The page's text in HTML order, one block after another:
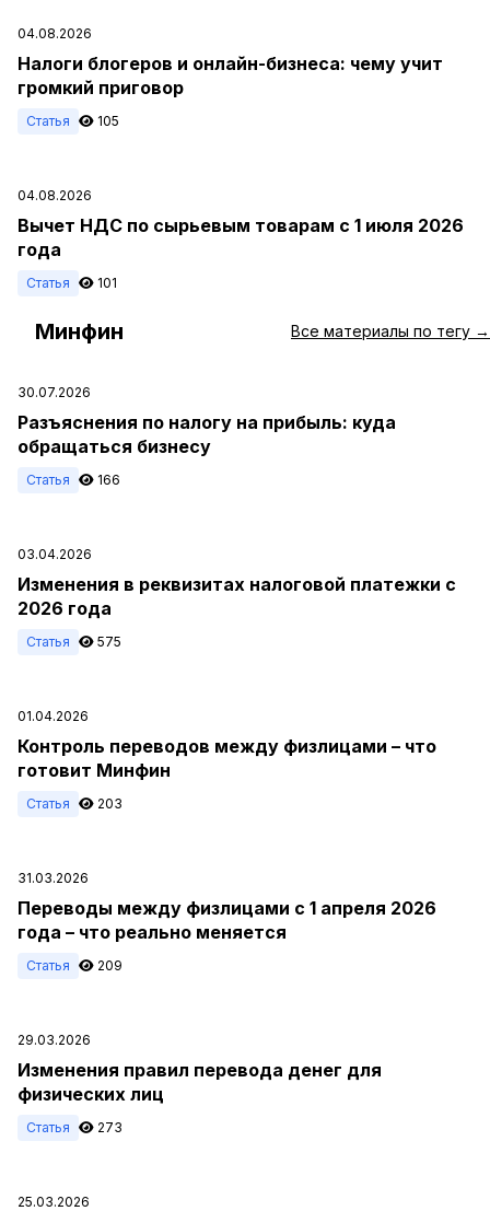
04.08.2026
Налоги блогеров и онлайн-бизнеса: чему учит
громкий приговор
Статья 105
04.08.2026
Вычет НДС по сырьевым товарам с 1 июля 2026
года
Статья 101
Минфин Все материалы по тегу →
30.07.2026
Разъяснения по налогу на прибыль: куда
обращаться бизнесу
Статья 166
03.04.2026
Изменения в реквизитах налоговой платежки с
2026 года
Статья 575
01.04.2026
Контроль переводов между физлицами – что
готовит Минфин
Статья 203
31.03.2026
Переводы между физлицами с 1 апреля 2026
года – что реально меняется
Статья 209
29.03.2026
Изменения правил перевода денег для
физических лиц
Статья 273
25.03.2026